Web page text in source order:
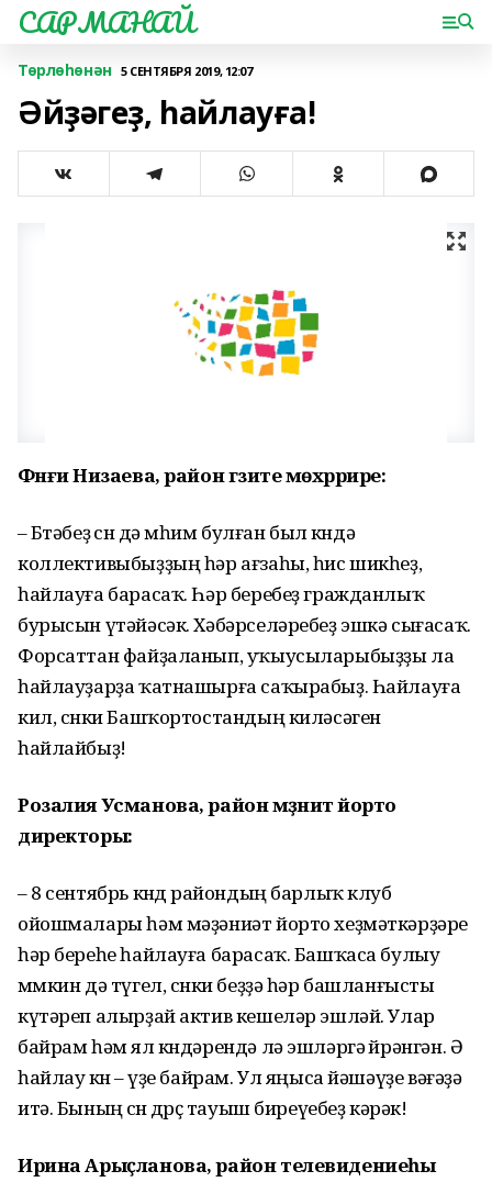
САРМАНАЙ
Төрлөһөнән 5 СЕНТЯБРЯ 2019, 12:07
Әйҙәгеҙ, һайлауға!
Фәнғиә Низаева, район гәзите мөхәррире:
– Бөтәбеҙ өсөн дә мөһим булған был көндә
коллективыбыҙҙың һәр ағзаһы, һис шикһеҙ,
һайлауға барасаҡ. Һәр беребеҙ гражданлыҡ
бурысын үтәйәсәк. Хәбәрселәребеҙ эшкә сығасаҡ.
Форсаттан файҙаланып, уҡыусыларыбыҙҙы ла
һайлауҙарҙа ҡатнашырға саҡырабыҙ. Һайлауға
кил, сөнки Башҡортостандың киләсәген
һайлайбыҙ!
Розалия Усманова, район мәҙәниәт йорто
директоры:
– 8 сентябрь көндө райондың барлыҡ клуб
ойошмалары һәм мәҙәниәт йорто хеҙмәткәрҙәре
һәр береһе һайлауға барасаҡ. Башҡаса булыу
мөмкин дә түгел, сөнки беҙҙә һәр башланғысты
күтәреп алырҙай актив кешеләр эшләй. Улар
байрам һәм ял көндәрендә лә эшләргә өйрәнгән. Ә
һайлау көнө – үҙе байрам. Ул яңыса йәшәүҙе вәғәҙә
итә. Бының өсөн дөрөҫ тауыш биреүебеҙ кәрәк!
Ирина Арыҫланова, район телевидениеһы